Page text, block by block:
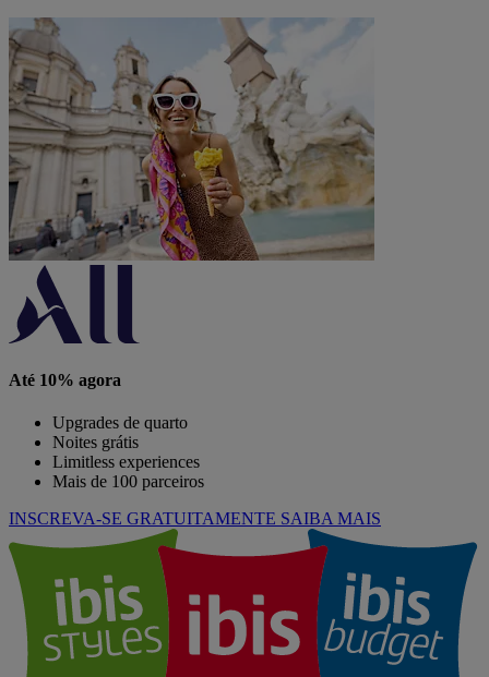
Até 10% agora
Upgrades de quarto
Noites grátis
Limitless experiences
Mais de 100 parceiros
INSCREVA-SE GRATUITAMENTE SAIBA MAIS